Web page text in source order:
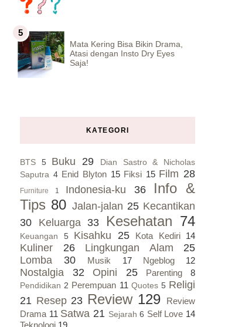
Mata Kering Bisa Bikin Drama,
Atasi dengan Insto Dry Eyes
Saja!
KATEGORI
BTS 5 Buku 29
Dian Sastro & Nicholas
Saputra 4 Enid Blyton 15 Fiksi 15 Film 28
Furniture 1 Indonesia-ku 36
Info &
Tips 80 Jalan-jalan 25 Kecantikan
30
Keluarga 33 Kesehatan 74
Keuangan 5 Kisahku 25 Kota Kediri 14
Kuliner 26 Lingkungan Alam
25
Lomba
30 Musik 17 Ngeblog 12
Nostalgia 32 Opini 25 Parenting 8
Pendidikan 2 Perempuan 11 Quotes 5 Religi
21 Resep 23 Review 129
Review
Drama 11 Satwa 21 Sejarah 6 Self Love 14